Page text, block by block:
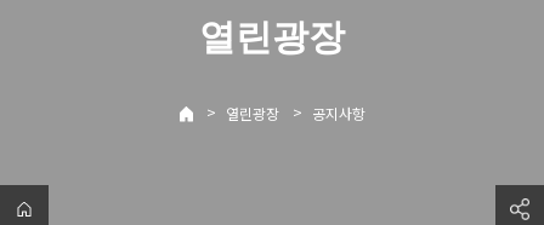
열린광장
> 열린광장 > 공지사항